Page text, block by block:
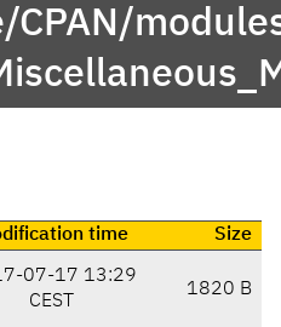
time
Size
07-17 13:29
CEST
1820 B